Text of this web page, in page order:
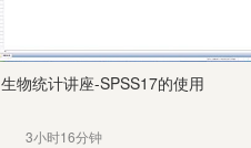
生物统计讲座-SPSS17的使用
3小时16分钟